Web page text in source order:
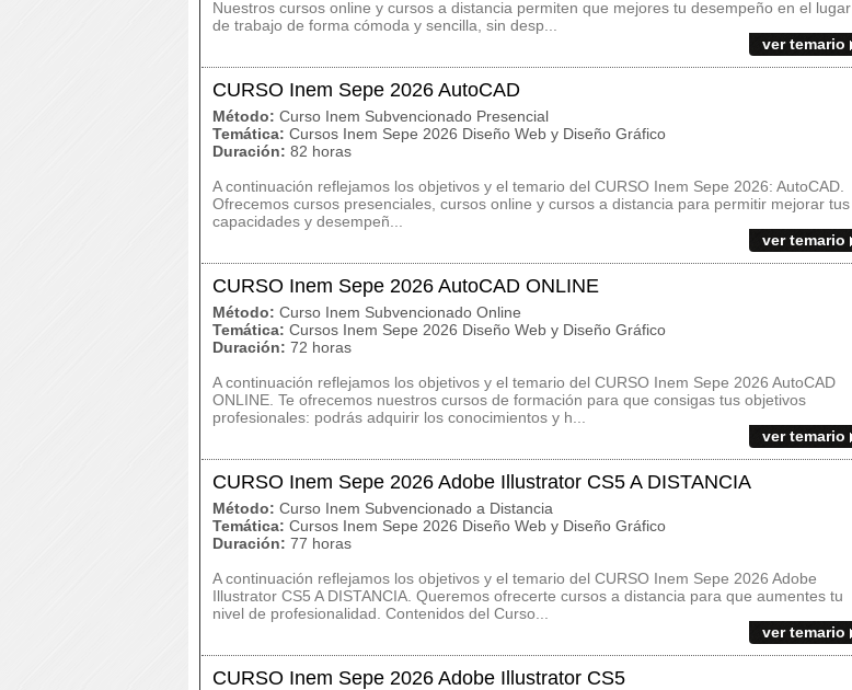
Nuestros cursos online y cursos a distancia permiten que mejores tu desempeño en el lugar
de trabajo de forma cómoda y sencilla, sin desp...
ver temario
CURSO Inem Sepe 2026 AutoCAD
Método: Curso Inem Subvencionado Presencial
Temática: Cursos Inem Sepe 2026 Diseño Web y Diseño Gráfico
Duración: 82 horas
A continuación reflejamos los objetivos y el temario del CURSO Inem Sepe 2026: AutoCAD.
Ofrecemos cursos presenciales, cursos online y cursos a distancia para permitir mejorar tus
capacidades y desempeñ...
ver temario
CURSO Inem Sepe 2026 AutoCAD ONLINE
Método: Curso Inem Subvencionado Online
Temática: Cursos Inem Sepe 2026 Diseño Web y Diseño Gráfico
Duración: 72 horas
A continuación reflejamos los objetivos y el temario del CURSO Inem Sepe 2026 AutoCAD
ONLINE. Te ofrecemos nuestros cursos de formación para que consigas tus objetivos
profesionales: podrás adquirir los conocimientos y h...
ver temario
CURSO Inem Sepe 2026 Adobe Illustrator CS5 A DISTANCIA
Método: Curso Inem Subvencionado a Distancia
Temática: Cursos Inem Sepe 2026 Diseño Web y Diseño Gráfico
Duración: 77 horas
A continuación reflejamos los objetivos y el temario del CURSO Inem Sepe 2026 Adobe
Illustrator CS5 A DISTANCIA. Queremos ofrecerte cursos a distancia para que aumentes tu
nivel de profesionalidad. Contenidos del Curso...
ver temario
CURSO Inem Sepe 2026 Adobe Illustrator CS5